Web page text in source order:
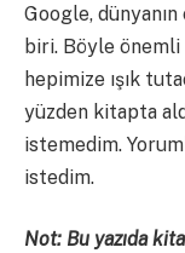
Google,
biri. Böyle
hepimize ışık
yüzden kitapta
istemedim.
istedim.
Not: Bu yazıda